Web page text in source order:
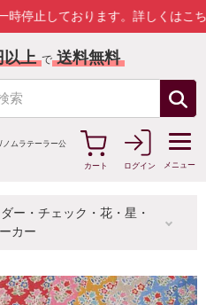
ております。詳しくはこちら
以上 で 送料無料
ノムラテーラー公
カート
ログイン メニュー
ー・チェック・花・星・
カー